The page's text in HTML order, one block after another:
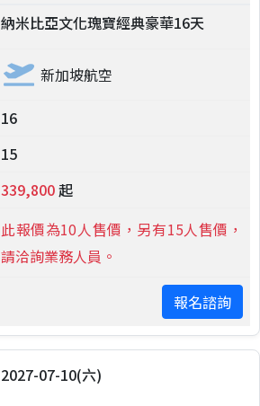
納米比亞文化瑰寶經典豪華16天
新加坡航空
16
15
339,800起
此報價為10人售價，另有15人售價，
請洽詢業務人員。
報名諮詢
2027-07-10(六)